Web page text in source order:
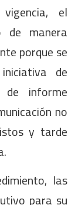
el
de manera
porque se
de
informe
no
y tarde
las
para su